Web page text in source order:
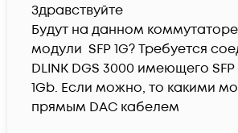
Здравствуйте
Будут на данном
модули  SFP 1G? Требуется
DLINK DGS 3000 имеющего
1Gb. Если можно, то какими
прямым DAC кабелем